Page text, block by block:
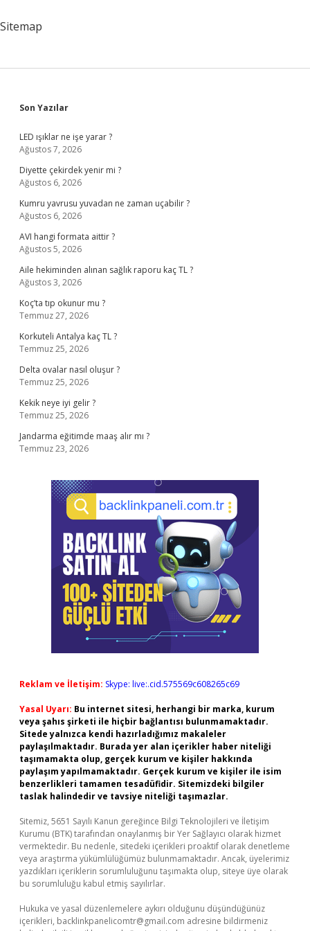
Sitemap
Sidebar
Son Yazılar
LED ışıklar ne işe yarar ?
Ağustos 7, 2026
Diyette çekirdek yenir mi ?
Ağustos 6, 2026
Kumru yavrusu yuvadan ne zaman uçabilir ?
Ağustos 6, 2026
AVI hangi formata aittir ?
Ağustos 5, 2026
Aile hekiminden alınan sağlık raporu kaç TL ?
Ağustos 3, 2026
Koç’ta tıp okunur mu ?
Temmuz 27, 2026
Korkuteli Antalya kaç TL ?
Temmuz 25, 2026
Delta ovalar nasıl oluşur ?
Temmuz 25, 2026
Kekik neye iyi gelir ?
Temmuz 25, 2026
Jandarma eğitimde maaş alır mı ?
Temmuz 23, 2026
Reklam ve İletişim: Skype: live:.cid.575569c608265c69
Yasal Uyarı: Bu internet sitesi, herhangi bir marka, kurum
veya şahıs şirketi ile hiçbir bağlantısı bulunmamaktadır.
Sitede yalnızca kendi hazırladığımız makaleler
paylaşılmaktadır. Burada yer alan içerikler haber niteliği
taşımamakta olup, gerçek kurum ve kişiler hakkında
paylaşım yapılmamaktadır. Gerçek kurum ve kişiler ile isim
benzerlikleri tamamen tesadüfidir. Sitemizdeki bilgiler
taslak halindedir ve tavsiye niteliği taşımazlar.
Sitemiz, 5651 Sayılı Kanun gereğince Bilgi Teknolojileri ve İletişim
Kurumu (BTK) tarafından onaylanmış bir Yer Sağlayıcı olarak hizmet
vermektedir. Bu nedenle, sitedeki içerikleri proaktif olarak denetleme
veya araştırma yükümlülüğümüz bulunmamaktadır. Ancak, üyelerimiz
yazdıkları içeriklerin sorumluluğunu taşımakta olup, siteye üye olarak
bu sorumluluğu kabul etmiş sayılırlar.
Hukuka ve yasal düzenlemelere aykırı olduğunu düşündüğünüz
içerikleri, backlinkpanelicomtr@gmail.com adresine bildirmeniz